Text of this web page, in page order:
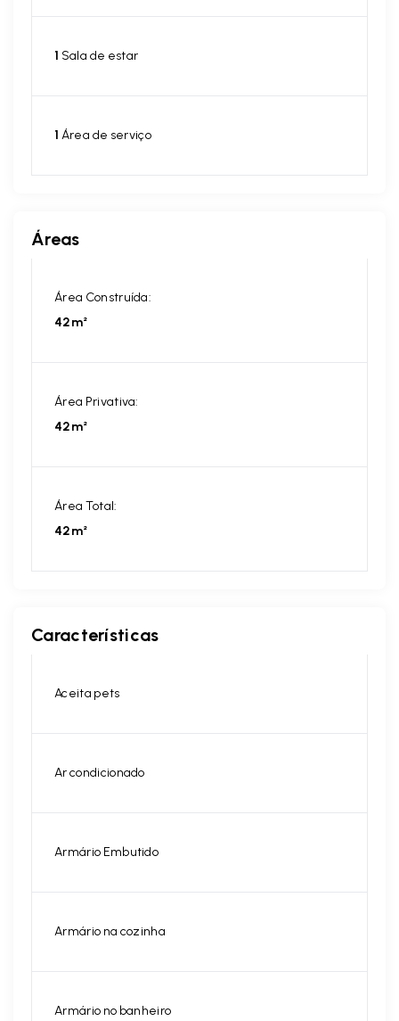
1 Sala de estar
1 Área de serviço
Áreas
Área Construída:
42m²
Área Privativa:
42m²
Área Total:
42m²
Características
Aceita pets
Ar condicionado
Armário Embutido
Armário na cozinha
Armário no banheiro